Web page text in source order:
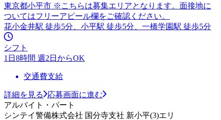
東京都小平市 ※こちらは募集エリアとなります。面接地に
ついてはフリーアピール欄をご確認ください。
花小金井駅 徒歩5分、小平駅 徒歩5分、一橋学園駅 徒歩5分
シフト
1日8時間 週2日からOK
交通費支給
詳細を見る
応募画面に進む
アルバイト・パート
シンテイ警備株式会社 国分寺支社 新小平(3)エリ